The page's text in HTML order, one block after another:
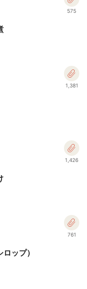
575
1,381
1,426
761
ップ）